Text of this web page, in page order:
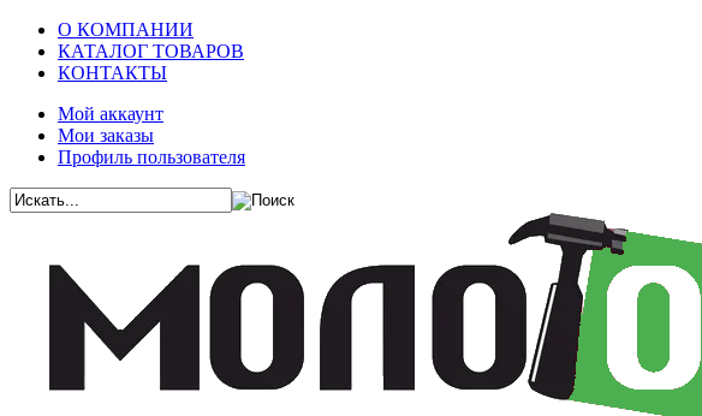
О КОМПАНИИ
КАТАЛОГ ТОВАРОВ
КОНТАКТЫ
Мой аккаунт
Мои заказы
Профиль пользователя